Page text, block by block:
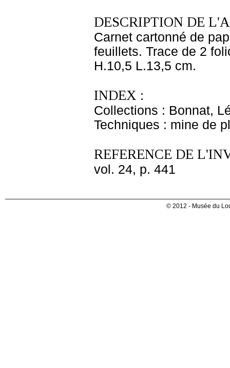
DESCRIPTION DE
Carnet cartonné de
feuillets. Trace de 2
H.10,5 L.13,5 cm.
INDEX :
Collections : Bonnat,
Techniques : mine de
REFERENCE DE
vol. 24, p. 441
© 2012 - Musée du